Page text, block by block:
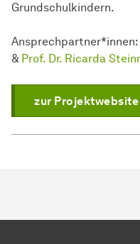
Grundschulkindern.
Ansprechpartner*innen:
& Prof. Dr. Ricarda
zur Projektwebsite